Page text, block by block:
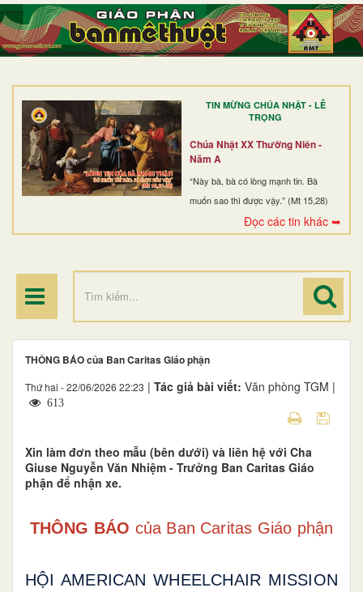
TIN MỪNG CHÚA NHẬT - LỄ
TRỌNG
Chúa Nhật XX Thường Niên -
Năm A
“Này bà, bà có lòng mạnh tin. Bà
muốn sao thì được vậy.” (Mt 15,28)
Đọc các tin khác ➥
TRANG NHẤT
GIỚI THIỆU
DÒNG TU
BAN MỤC VỤ
ĐOÀN THỂ CG
ĐIỂM HÀNH HƯƠNG
THÔNG BÁO của Ban Caritas Giáo phận
Thứ hai - 22/06/2026 22:23 | Tác giả bài viết: Văn phòng TGM |
613
Xin làm đơn theo mẫu (bên dưới) và liên hệ với Cha
Giuse Nguyễn Văn Nhiệm - Trưởng Ban Caritas Giáo
phận để nhận xe.
THÔNG BÁO của Ban Caritas Giáo phận
HỘI AMERICAN WHEELCHAIR MISSION